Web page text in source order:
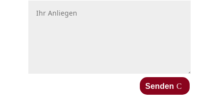
Anliegen
Senden